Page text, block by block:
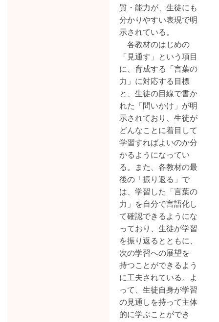
質・能力が、生徒にも
分かりやすい表現で明
示されている。
各教材のはじめの
「見通す」という項目
に、育成する「言葉の
力」に対応する目標
と、生徒の目線で書か
れた「問いかけ」が明
示されており、生徒が
どんなことに着目して
学習すればよいのか分
かるようになってい
る。また、各教材の最
後の「振り返る」で
は、学習した「言葉の
力」を自分で言語化し
て確認できるようにな
っており、生徒が学習
を振り返るとともに、
次の学習への展望を
持つことができるよう
に工夫されている。よ
って、生徒自身が学習
の見通しを持って主体
的に学ぶことができ